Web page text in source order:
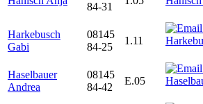
84-31
Harkebusch
Gabi
08145
84-25
1.11
Haselbauer
Andrea
08145
84-42
E.05